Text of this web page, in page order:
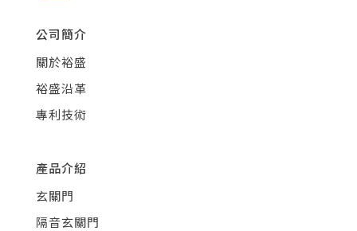
公司簡介
關於裕盛
裕盛沿革
專利技術
產品介紹
玄關門
隔音玄關門